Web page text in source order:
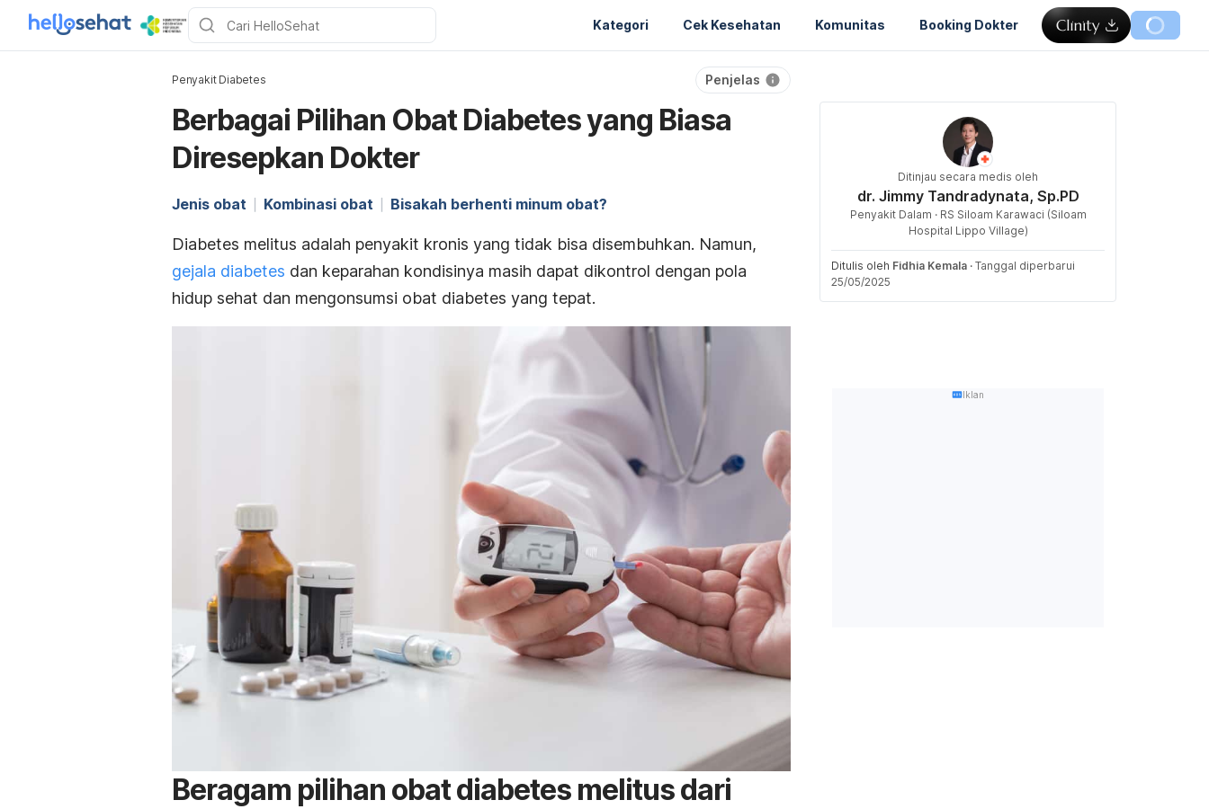
Kategori Cek Kesehatan Komunitas Booking Dokter
Penyakit Diabetes Penjelas
Berbagai Pilihan Obat Diabetes yang Biasa
Diresepkan Dokter
Jenis obat Kombinasi obat Bisakah berhenti minum obat?
Diabetes melitus adalah penyakit kronis yang tidak bisa disembuhkan. Namun,
gejala diabetes dan keparahan kondisinya masih dapat dikontrol dengan pola
hidup sehat dan mengonsumsi obat diabetes yang tepat.
Beragam pilihan obat diabetes melitus dari
Ditinjau secara medis oleh
dr. Jimmy Tandradynata, Sp.PD
Penyakit Dalam · RS Siloam Karawaci (Siloam
Hospital Lippo Village)
Ditulis oleh Fidhia Kemala · Tanggal diperbarui
25/05/2025
Iklan